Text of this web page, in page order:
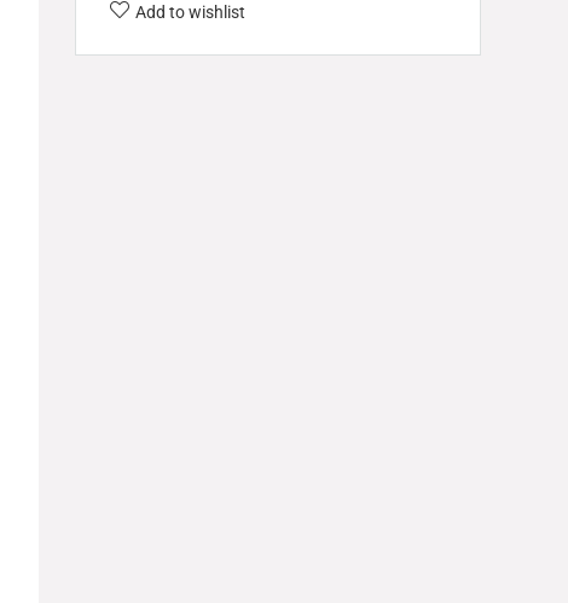
Add to wishlist